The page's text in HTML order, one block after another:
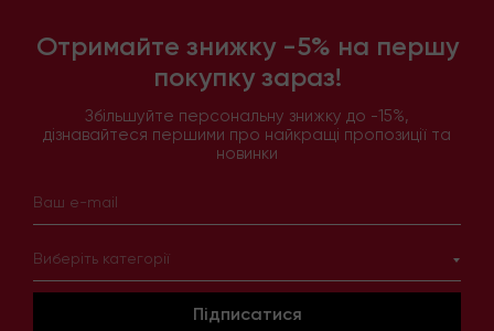
Отримайте знижку -5% на першу
покупку зараз!
Збільшуйте персональну знижку до -15%,
дізнавайтеся першими про найкращі пропозиції та
новинки
Виберіть категорії
Підписатися